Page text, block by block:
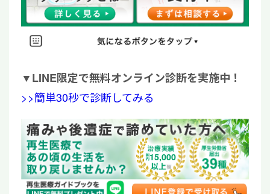
▼LINE限定で無料オンライン診断を実施中！
>>簡単30秒で診断してみる
15,000